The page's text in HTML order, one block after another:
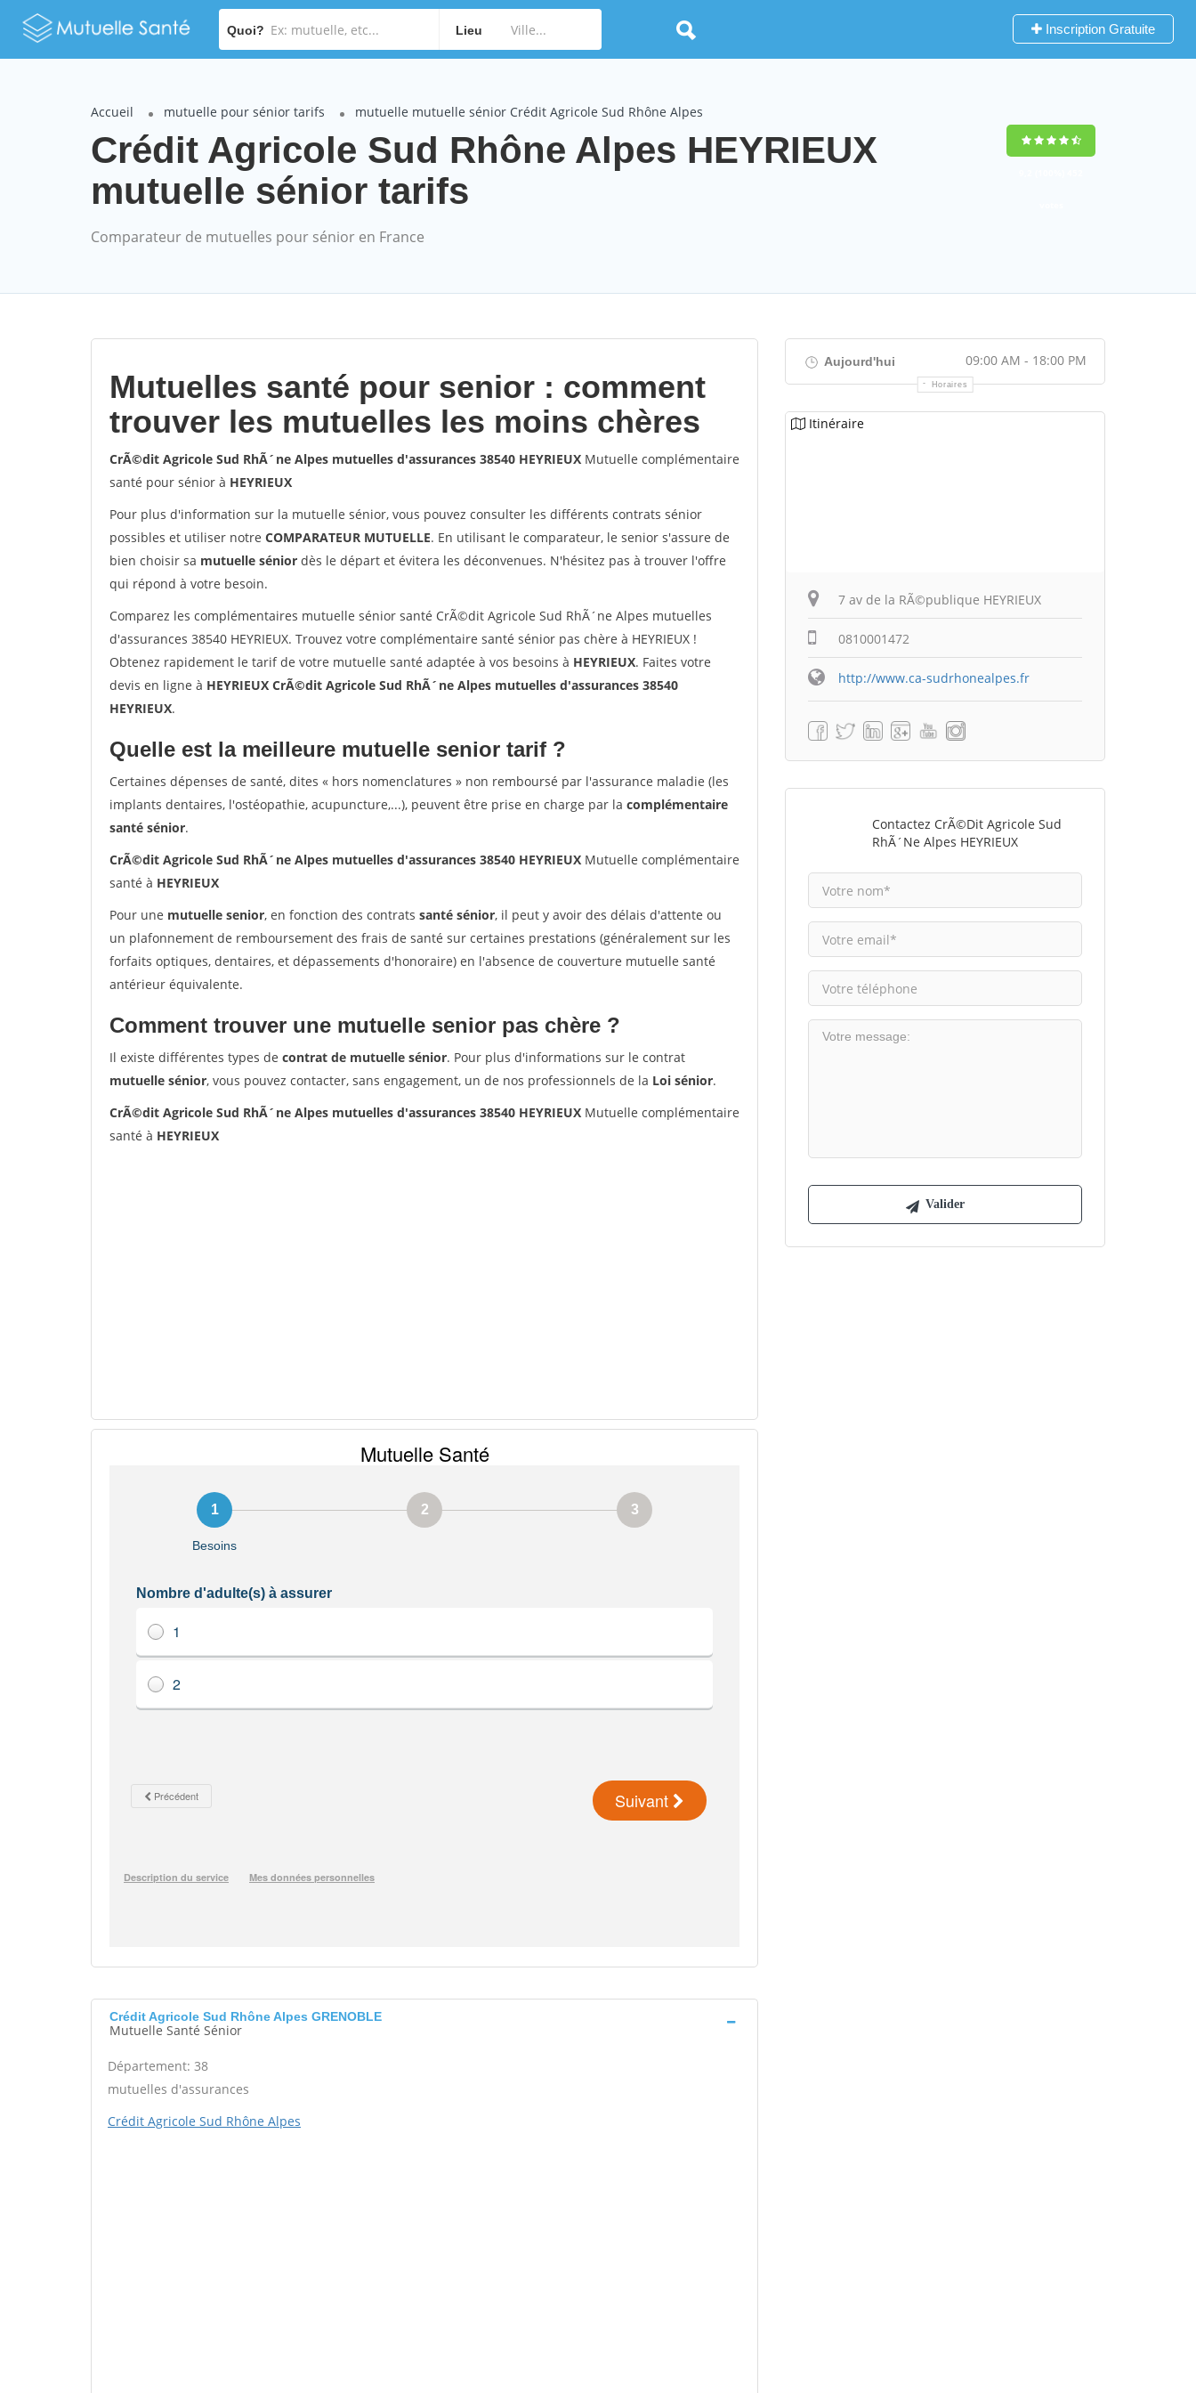
Quoi? Lieu Inscription Gratuite
Accueil mutuelle pour sénior tarifs mutuelle mutuelle sénior Crédit Agricole Sud Rhône Alpes
Crédit Agricole Sud Rhône Alpes HEYRIEUX
mutuelle sénior tarifs
Comparateur de mutuelles pour sénior en France
Mutuelles santé pour senior : comment
trouver les mutuelles les moins chères
CrÃ©dit Agricole Sud RhÃ´ne Alpes mutuelles d'assurances 38540 HEYRIEUX Mutuelle complémentaire
santé pour sénior à HEYRIEUX
Pour plus d'information sur la mutuelle sénior, vous pouvez consulter les différents contrats sénior
possibles et utiliser notre COMPARATEUR MUTUELLE. En utilisant le comparateur, le senior s'assure de
bien choisir sa mutuelle sénior dès le départ et évitera les déconvenues. N'hésitez pas à trouver l'offre
qui répond à votre besoin.
Comparez les complémentaires mutuelle sénior santé CrÃ©dit Agricole Sud RhÃ´ne Alpes mutuelles
d'assurances 38540 HEYRIEUX. Trouvez votre complémentaire santé sénior pas chère à HEYRIEUX !
Obtenez rapidement le tarif de votre mutuelle santé adaptée à vos besoins à HEYRIEUX. Faites votre
devis en ligne à HEYRIEUX CrÃ©dit Agricole Sud RhÃ´ne Alpes mutuelles d'assurances 38540
HEYRIEUX.
Quelle est la meilleure mutuelle senior tarif ?
Certaines dépenses de santé, dites « hors nomenclatures » non remboursé par l'assurance maladie (les
implants dentaires, l'ostéopathie, acupuncture,...), peuvent être prise en charge par la complémentaire
santé sénior.
CrÃ©dit Agricole Sud RhÃ´ne Alpes mutuelles d'assurances 38540 HEYRIEUX Mutuelle complémentaire
santé à HEYRIEUX
Pour une mutuelle senior, en fonction des contrats santé sénior, il peut y avoir des délais d'attente ou
un plafonnement de remboursement des frais de santé sur certaines prestations (généralement sur les
forfaits optiques, dentaires, et dépassements d'honoraire) en l'absence de couverture mutuelle santé
antérieur équivalente.
Comment trouver une mutuelle senior pas chère ?
Il existe différentes types de contrat de mutuelle sénior. Pour plus d'informations sur le contrat
mutuelle sénior, vous pouvez contacter, sans engagement, un de nos professionnels de la Loi sénior.
CrÃ©dit Agricole Sud RhÃ´ne Alpes mutuelles d'assurances 38540 HEYRIEUX Mutuelle complémentaire
santé à HEYRIEUX
Crédit Agricole Sud Rhône Alpes GRENOBLE
Mutuelle Santé Sénior
Département: 38
mutuelles d'assurances
Crédit Agricole Sud Rhône Alpes
Aujourd'hui 09:00 AM - 18:00 PM
Horaires
Itinéraire
7 av de la RÃ©publique HEYRIEUX
0810001472
http://www.ca-sudrhonealpes.fr
Contactez CrÃ©dit Agricole Sud
RhÃ´ne Alpes HEYRIEUX